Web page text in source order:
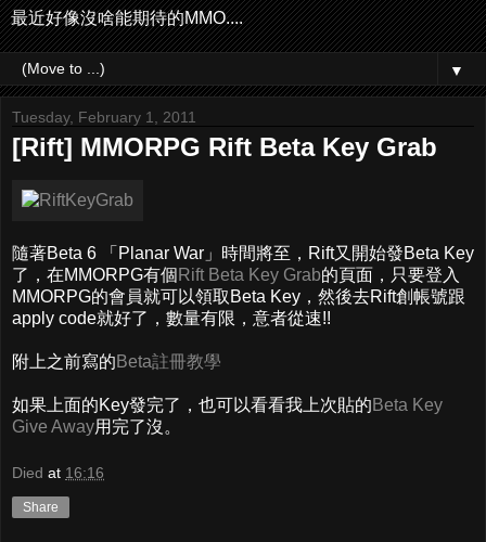
最近好像沒啥能期待的MMO....
▼
Tuesday, February 1, 2011
[Rift] MMORPG Rift Beta Key Grab
隨著Beta 6 「Planar War」時間將至，Rift又開始發Beta Key
了，在MMORPG有個 Rift Beta Key Grab的頁面，只要登入
MMORPG的會員就可以領取Beta Key，然後去Rift創帳號跟
apply code就好了，數量有限，意者從速!!
附上之前寫的 Beta註冊教學
如果上面的Key發完了，也可以看看我上次貼的 Beta Key
Give Away用完了沒。
Died at 16:16
Share